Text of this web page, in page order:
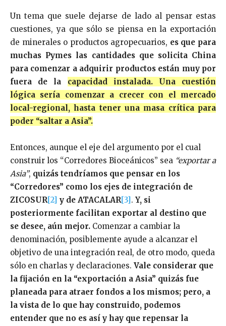
Un tema que suele dejarse de lado al pensar estas
cuestiones, ya que sólo se piensa en la exportación
de minerales o productos agropecuarios, es que para
muchas Pymes las cantidades que solicita China
para comenzar a adquirir productos están muy por
fuera de la capacidad instalada. Una cuestión
lógica sería comenzar a crecer con el mercado
local-regional, hasta tener una masa crítica para
poder “saltar a Asia”.
Entonces, aunque el eje del argumento por el cual
construir los “Corredores Bioceánicos” sea “exportar a
Asia”, quizás tendríamos que pensar en los
“Corredores” como los ejes de integración de
ZICOSUR[2] y de ATACALAR[3] . Y, si
posteriormente facilitan exportar al destino que
se desee, aún mejor. Comenzar a cambiar la
denominación, posiblemente ayude a alcanzar el
objetivo de una integración real, de otro modo, queda
sólo en charlas y declaraciones. Vale considerar que
la fijación en la “exportación a Asia” quizás fue
planeada para atraer fondos a los mismos; pero, a
la vista de lo que hay construido, podemos
entender que no es así y hay que repensar la